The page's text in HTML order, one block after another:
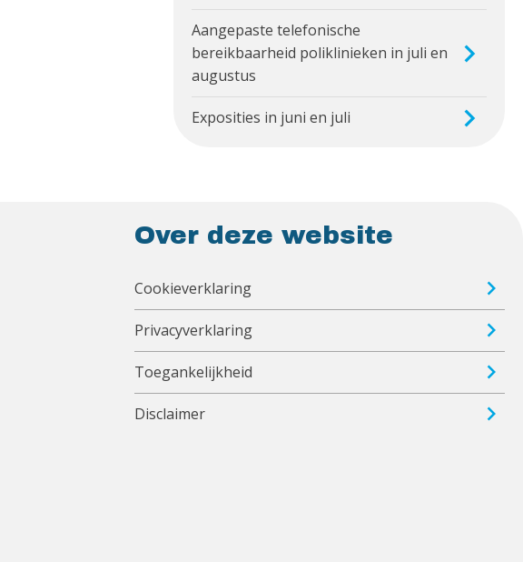
Aangepaste telefonische
bereikbaarheid poliklinieken in juli en
augustus
Exposities in juni en juli
Over deze website
Cookieverklaring
Privacyverklaring
Toegankelijkheid
Disclaimer